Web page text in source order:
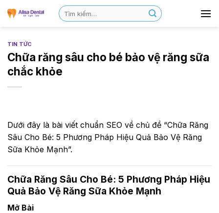
TIN TỨC
Chữa răng sâu cho bé bảo vệ răng sữa
chắc khỏe
Dưới đây là bài viết chuẩn SEO về chủ đề “Chữa Răng
Sâu Cho Bé: 5 Phương Pháp Hiệu Quả Bảo Vệ Răng
Sữa Khỏe Mạnh”.
Chữa Răng Sâu Cho Bé: 5 Phương Pháp Hiệu
Quả Bảo Vệ Răng Sữa Khỏe Mạnh
Mở Bài